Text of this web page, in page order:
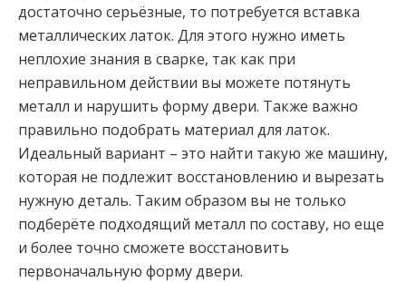
достаточно серьёзные, то потребуется вставка
металлических латок. Для этого нужно иметь
неплохие знания в сварке, так как при
неправильном действии вы можете потянуть
металл и нарушить форму двери. Также важно
правильно подобрать материал для латок.
Идеальный вариант – это найти такую же машину,
которая не подлежит восстановлению и вырезать
нужную деталь. Таким образом вы не только
подберёте подходящий металл по составу, но еще
и более точно сможете восстановить
первоначальную форму двери.